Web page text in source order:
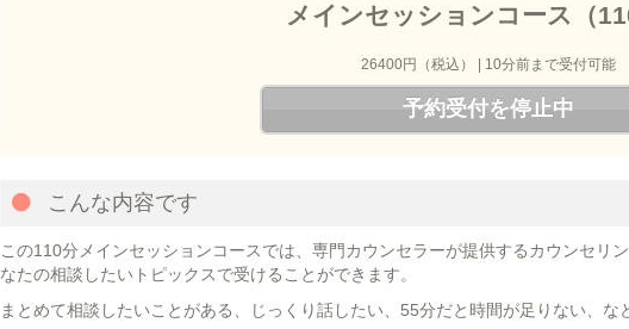
メインセッションコース（
26400円（税込） | 10分前まで受付可能
予約受付を停止中
こんな内容です
この110分メインセッションコースでは、専門カウンセラーが提供するカウンセリ
なたの相談したいトピックスで受けることができます。
まとめて相談したいことがある、じっくり話したい、55分だと時間が足りない、な